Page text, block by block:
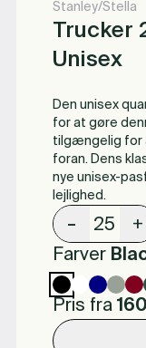
Stanley/Stella
Trucker
Unisex
Den unisex
for at gøre
tilgængelig for
foran. Dens
nye unisex-
lejlighed.
- +
Farver
Pris fra